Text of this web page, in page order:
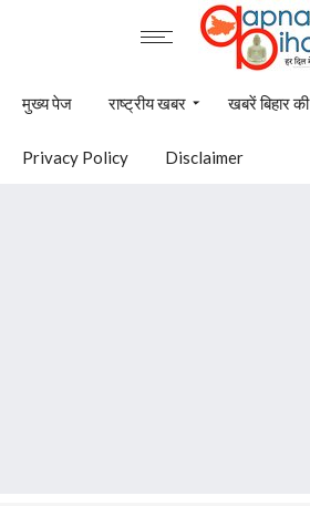
मुख्य पेज राष्ट्रीय खबर खबरें बिहार की
Privacy Policy Disclaimer